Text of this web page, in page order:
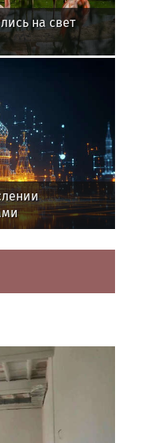
на свет